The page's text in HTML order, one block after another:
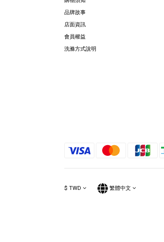
品牌故事
店面資訊
會員權益
洗滌方式說明
$ TWD 繁體中文